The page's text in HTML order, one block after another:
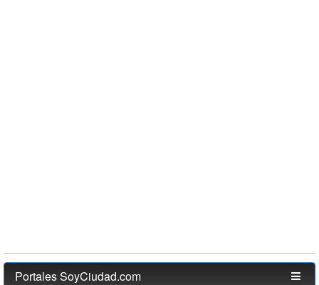
Portales SoyCiudad.com